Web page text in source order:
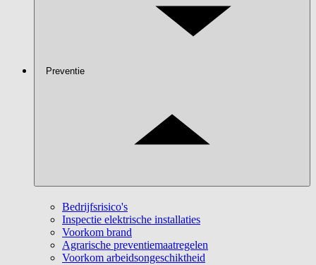
Preventie
Bedrijfsrisico's
Inspectie elektrische installaties
Voorkom brand
Agrarische preventiemaatregelen
Voorkom arbeidsongeschiktheid